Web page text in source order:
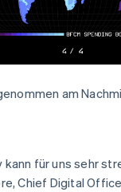
am
kann für uns sehr
Chief Digital